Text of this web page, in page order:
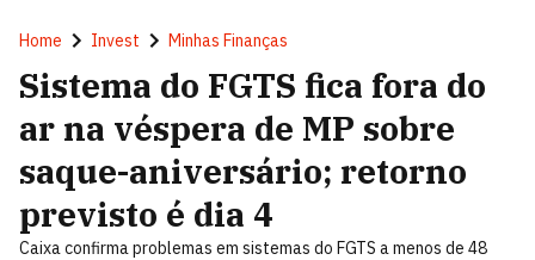
Home Invest Minhas Finanças
Sistema do FGTS fica fora do
ar na véspera de MP sobre
saque-aniversário; retorno
previsto é dia 4
Caixa confirma problemas em sistemas do FGTS a menos de 48